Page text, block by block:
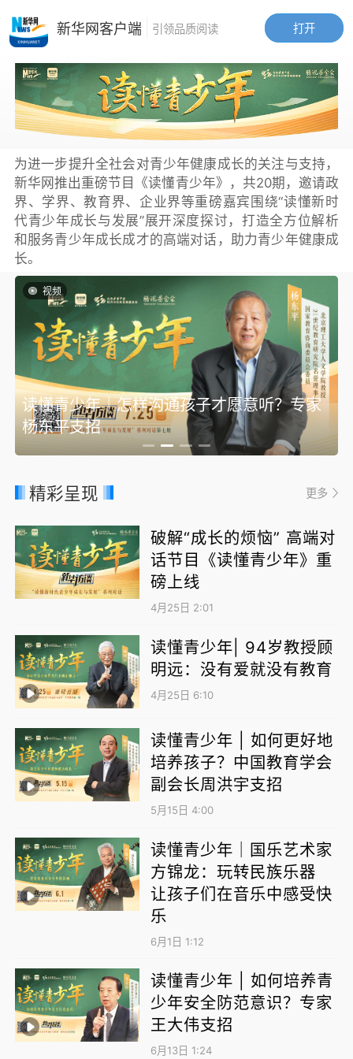
为进一步提升全社会对青少年健康成长的关注与支持，
新华网推出重磅节目《读懂青少年》，共20期，邀请政
界、学界、教育界、企业界等重磅嘉宾围绕“读懂新时
代青少年成长与发展”展开深度探讨，打造全方位解析
和服务青少年成长成才的高端对话，助力青少年健康成
长。
视频
读懂青少年｜怎样沟通孩子才愿意听？专家
杨东平支招
精彩呈现 更多
破解“成长的烦恼” 高端对
话节目《读懂青少年》重
磅上线
4月25日 2:01
读懂青少年| 94岁教授顾
明远：没有爱就没有教育
4月25日 6:10
读懂青少年 | 如何更好地
培养孩子？中国教育学会
副会长周洪宇支招
5月15日 4:00
读懂青少年｜国乐艺术家
方锦龙：玩转民族乐器
让孩子们在音乐中感受快
乐
6月1日 1:12
读懂青少年 | 如何培养青
少年安全防范意识？专家
王大伟支招
6月13日 1:24
打开
新华网客户端 引领品质阅读